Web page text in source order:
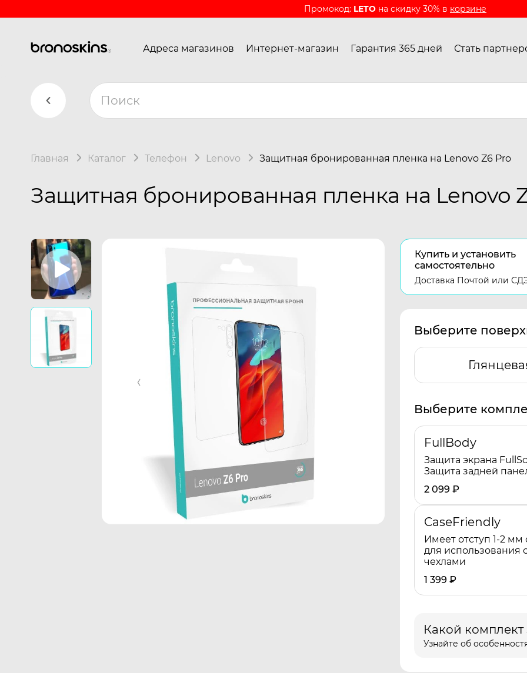
Промокод: LETO на скидку 30% в корзине
Адреса магазинов Интернет-магазин Гарантия 365 дней Стать
Главная Каталог Телефон Lenovo Защитная бронированная пленка на Lenovo Z6 Pro
Защитная бронированная пленка на Lenovo
Купить и установить
самостоятельно
Доставка Почтой или
Выберите
Выберите
FullBody
Защита экрана
Защита задней
2 099 ₽
CaseFriendly
Имеет отступ 1-2 мм
для использования
чехлами
1 399 ₽
Какой
Узнайте об